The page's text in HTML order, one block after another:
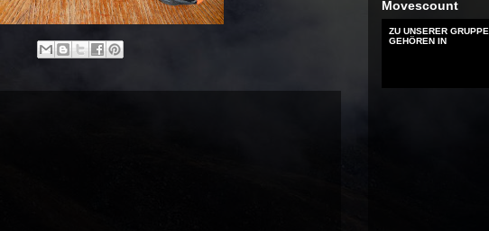
Movescount
ZU UNSERER GRUPPE
GEHÖREN IN